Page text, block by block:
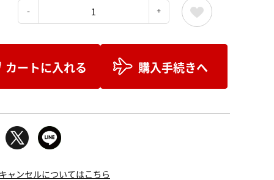
カートに入れる 購入手続きへ
ャンセルについてはこちら